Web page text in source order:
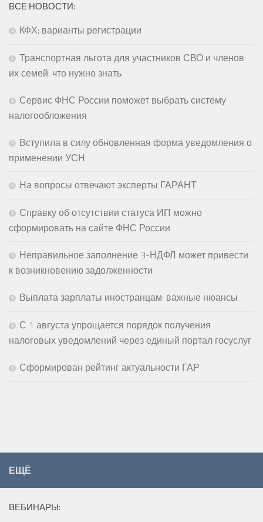
ВСЕ НОВОСТИ:
КФХ: варианты регистрации
Транспортная льгота для участников СВО и членов
их семей: что нужно знать
Сервис ФНС России поможет выбрать систему
налогообложения
Вступила в силу обновленная форма уведомления о
применении УСН
На вопросы отвечают эксперты ГАРАНТ
Справку об отсутствии статуса ИП можно
сформировать на сайте ФНС России
Неправильное заполнение 3-НДФЛ может привести
к возникновению задолженности
Выплата зарплаты иностранцам: важные нюансы
С 1 августа упрощается порядок получения
налоговых уведомлений через единый портал госуслуг
Сформирован рейтинг актуальности ГАР
ЕЩЁ
ВЕБИНАРЫ: